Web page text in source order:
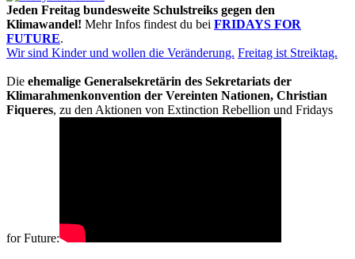
Jeden Freitag bundesweite Schulstreiks gegen den
Klimawandel! Mehr Infos findest du bei FRIDAYS FOR
FUTURE.
Wir sind Kinder und wollen die Veränderung. Freitag ist Streiktag.
Die ehemalige Generalsekretärin des Sekretariats der
Klimarahmenkonvention der Vereinten Nationen, Christian
Fiqueres, zu den Aktionen von Extinction Rebellion und Fridays
for Future: